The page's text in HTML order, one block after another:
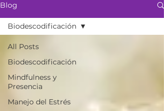
Blog
All Posts
Biodescodificación
Mindfulness y
Presencia
Manejo del Estrés
Biodescodificación